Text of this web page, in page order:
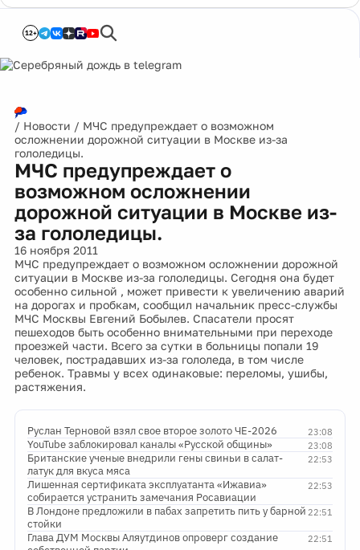
12+
/ Новости / МЧС предупреждает о возможном
осложнении дорожной ситуации в Москве из-за
гололедицы.
МЧС предупреждает о
возможном осложнении
дорожной ситуации в Москве из-
за гололедицы.
16 ноября 2011
МЧС предупреждает о возможном осложнении дорожной
ситуации в Москве из-за гололедицы. Сегодня она будет
особенно сильной , может привести к увеличению аварий
на дорогах и пробкам, сообщил начальник пресс-службы
МЧС Москвы Евгений Бобылев. Спасатели просят
пешеходов быть особенно внимательными при переходе
проезжей части. Всего за сутки в больницы попали 19
человек, пострадавших из-за гололеда, в том числе
ребенок. Травмы у всех одинаковые: переломы, ушибы,
растяжения.
23:08
Руслан Терновой взял свое второе золото ЧЕ-2026
23:08
YouTube заблокировал каналы «Русской общины»
22:53
Британские ученые внедрили гены свиньи в салат-
латук для вкуса мяса
22:53
Лишенная сертификата эксплуатанта «Ижавиа»
собирается устранить замечания Росавиации
22:51
В Лондоне предложили в пабах запретить пить у барной
стойки
22:51
Глава ДУМ Москвы Аляутдинов опроверг создание